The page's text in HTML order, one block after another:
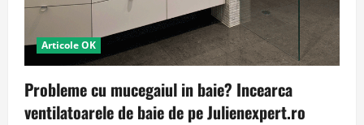
Articole OK
Probleme cu mucegaiul in baie? Incearca
ventilatoarele de baie de pe Julienexpert.ro